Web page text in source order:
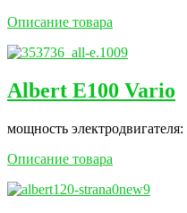
Описание товара
Albert E100 Vario
мощность
Описание товара